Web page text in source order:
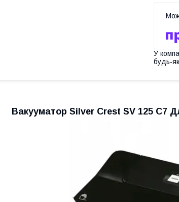
У
будь-
Вакууматор Silver Crest SV 125 C7